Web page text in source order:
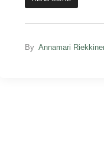
By Annamari